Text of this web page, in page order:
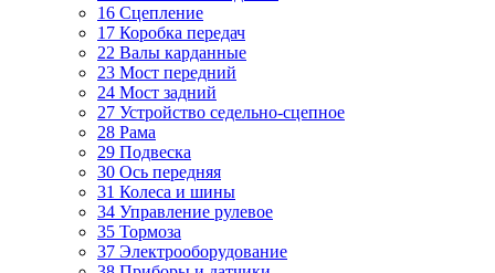
16 Сцепление
17 Коробка передач
22 Валы карданные
23 Мост передний
24 Мост задний
27 Устройство седельно-сцепное
28 Рама
29 Подвеска
30 Ось передняя
31 Колеса и шины
34 Управление рулевое
35 Тормоза
37 Электрооборудование